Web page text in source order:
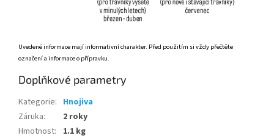
Uvedené informace mají informativní charakter. Před použitím si vždy přečtěte
označení a informace o přípravku.
Doplňkové parametry
Kategorie: Hnojiva
Záruka:
2 roky
Hmotnost:
1.1 kg